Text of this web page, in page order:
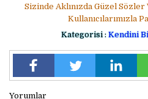
Sizinde Aklınızda Güzel
Kullanıcılarımızla
Kategorisi : Kendini
Yorumlar